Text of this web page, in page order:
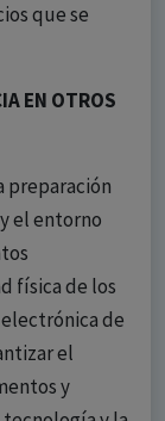
que se
EN OTROS
preparación
el entorno
física de los
de
el
y